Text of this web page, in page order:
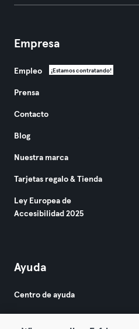
Empresa
Empleo ¡Estamos contratando!
Prensa
Contacto
Blog
Nuestra marca
Tarjetas regalo & Tienda
Ley Europea de
Accesibilidad 2025
Ayuda
Centro de ayuda